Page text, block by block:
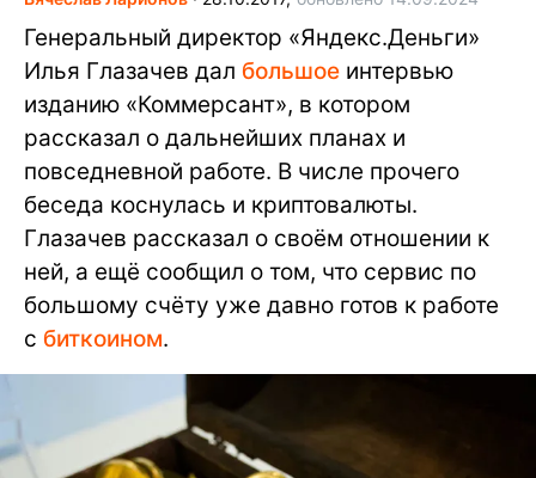
Генеральный директор «Яндекс.Деньги»
Илья Глазачев дал большое интервью
изданию «Коммерсант», в котором
рассказал о дальнейших планах и
повседневной работе. В числе прочего
беседа коснулась и криптовалюты.
Глазачев рассказал о своём отношении к
ней, а ещё сообщил о том, что сервис по
большому счёту уже давно готов к работе
с биткоином.